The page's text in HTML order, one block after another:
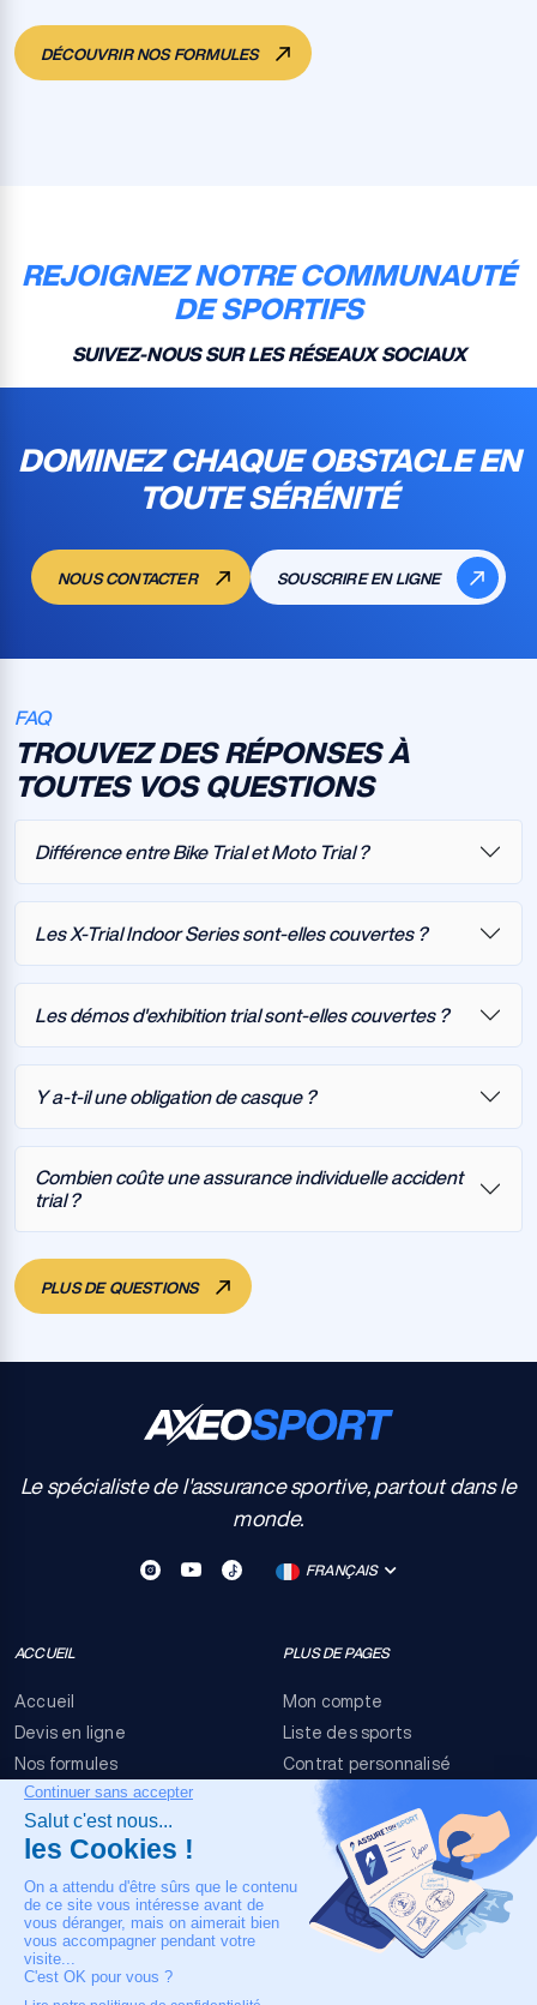
DÉCOUVRIR NOS FORMULES
REJOIGNEZ NOTRE COMMUNAUTÉ
DE SPORTIFS
SUIVEZ-NOUS SUR LES RÉSEAUX SOCIAUX
DOMINEZ CHAQUE OBSTACLE EN
TOUTE SÉRÉNITÉ
NOUS CONTACTER SOUSCRIRE EN LIGNE
FAQ
TROUVEZ DES RÉPONSES À
TOUTES VOS QUESTIONS
Différence entre Bike Trial et Moto Trial ?
Les X-Trial Indoor Series sont-elles couvertes ?
Les démos d'exhibition trial sont-elles couvertes ?
Y a-t-il une obligation de casque ?
Combien coûte une assurance individuelle accident
trial ?
PLUS DE QUESTIONS
Le spécialiste de l'assurance sportive, partout dans le
monde.
FRANÇAIS
ACCUEIL
Accueil
Devis en ligne
Nos formules
FAQ
Nous contacter
PLUS DE PAGES
Mon compte
Liste des sports
Contrat personnalisé
Conditions générales
Risques événementiels
Mentions légales
NOTRE CONTACT
+33 4 90 63 34 07